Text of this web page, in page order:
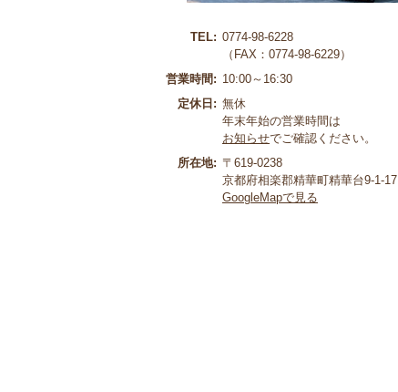
TEL: 0774-98-6228
（FAX：0774-98-6229）
営業時間: 10:00～16:30
定休日: 無休
年末年始の営業時間は
お知らせでご確認ください。
所在地: 〒619-0238
京都府相楽郡精華町精華台9-1-17
GoogleMapで見る